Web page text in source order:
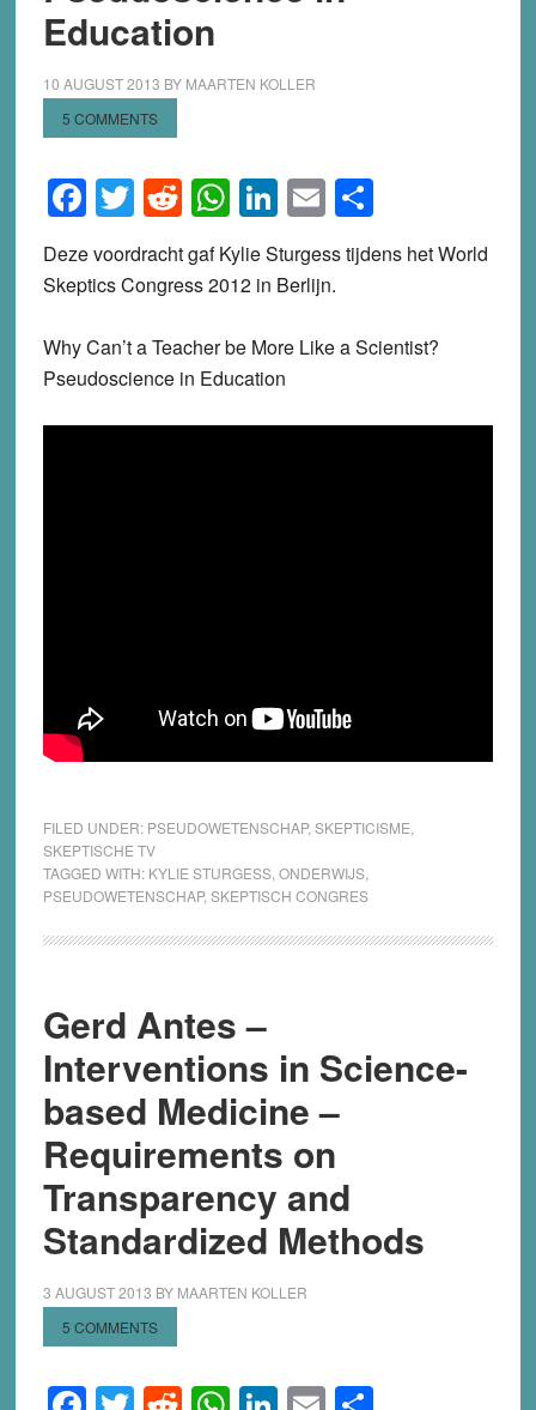
Education
10 AUGUST 2013 BY MAARTEN KOLLER
5 COMMENTS
Facebook
Twitter
Reddit
WhatsApp
LinkedIn
EmailShare
Deze voordracht gaf Kylie Sturgess tijdens het World
Skeptics Congress 2012 in Berlijn.
Why Can’t a Teacher be More Like a Scientist?
Pseudoscience in Education
FILED UNDER: PSEUDOWETENSCHAP, SKEPTICISME
SKEPTISCHE TV
TAGGED WITH: KYLIE STURGESS, ONDERWIJS,
PSEUDOWETENSCHAP, SKEPTISCH CONGRES
Gerd Antes –
Interventions in Science-
based Medicine –
Requirements on
Transparency and
Standardized Methods
3 AUGUST 2013 BY MAARTEN KOLLER
5 COMMENTS